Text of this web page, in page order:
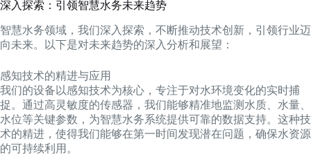
深入探索：引领智慧水务未来趋势
智慧水务领域，我们深入探索，不断推动技术创新，引领行业迈
向未来。以下是对未来趋势的深入分析和展望：
感知技术的精进与应用
我们的设备以感知技术为核心，专注于对水环境变化的实时捕
捉。通过高灵敏度的传感器，我们能够精准地监测水质、水量、
水位等关键参数，为智慧水务系统提供可靠的数据支持。这种技
术的精进，使得我们能够在第一时间发现潜在问题，确保水资源
的可持续利用。